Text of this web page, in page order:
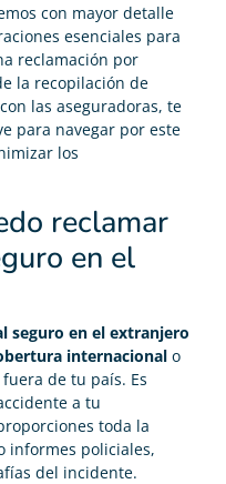
con mayor detalle
esenciales para
reclamación por
la recopilación de
las aseguradoras, te
para navegar por este
los
reclamar
en el
seguro en el extranjero
internacional o
de tu país. Es
a tu
toda la
informes policiales,
del incidente.